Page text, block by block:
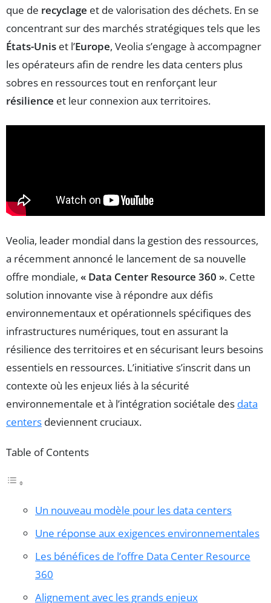
que de recyclage et de valorisation des déchets. En se
concentrant sur des marchés stratégiques tels que les
États-Unis et l’Europe, Veolia s’engage à accompagner
les opérateurs afin de rendre les data centers plus
sobres en ressources tout en renforçant leur
résilience et leur connexion aux territoires.
Veolia, leader mondial dans la gestion des ressources,
a récemment annoncé le lancement de sa nouvelle
offre mondiale, « Data Center Resource 360 ». Cette
solution innovante vise à répondre aux défis
environnementaux et opérationnels spécifiques des
infrastructures numériques, tout en assurant la
résilience des territoires et en sécurisant leurs besoins
essentiels en ressources. L’initiative s’inscrit dans un
contexte où les enjeux liés à la sécurité
environnementale et à l’intégration sociétale des data
centers deviennent cruciaux.
Table of Contents
Un nouveau modèle pour les data centers
Une réponse aux exigences environnementales
Les bénéfices de l’offre Data Center Resource
360
Alignement avec les grands enjeux